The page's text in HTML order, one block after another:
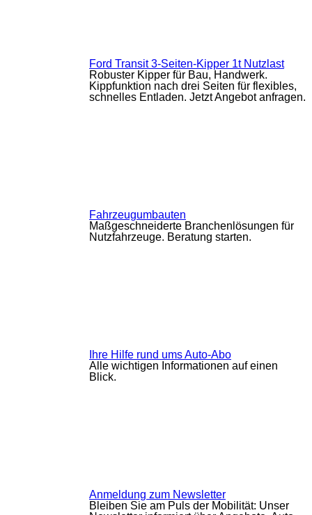
Ford Transit 3-Seiten-Kipper 1t Nutzlast
Robuster Kipper für Bau, Handwerk.
Kippfunktion nach drei Seiten für flexibles,
schnelles Entladen. Jetzt Angebot anfragen.
Fahrzeugumbauten
Maßgeschneiderte Branchenlösungen für
Nutzfahrzeuge. Beratung starten.
Ihre Hilfe rund ums Auto-Abo
Alle wichtigen Informationen auf einen
Blick.
Anmeldung zum Newsletter
Bleiben Sie am Puls der Mobilität: Unser